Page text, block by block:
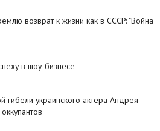
возврат к жизни как в СССР: "Война
в шоу-бизнесе
гибели украинского актера Андрея